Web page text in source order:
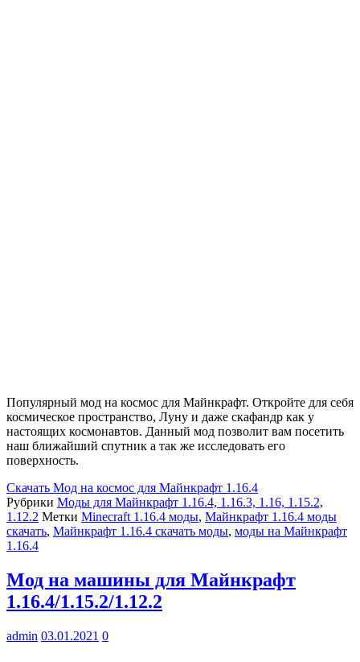
Популярный мод на космос для Майнкрафт. Откройте для себя
космическое пространство, Луну и даже скафандр как у
настоящих космонавтов. Данный мод позволит вам посетить
наш ближайший спутник а так же исследовать его
поверхность.
Скачать Мод на космос для Майнкрафт 1.16.4
Рубрики Моды для Майнкрафт 1.16.4, 1.16.3, 1.16, 1.15.2,
1.12.2 Метки Minecraft 1.16.4 моды, Майнкрафт 1.16.4 моды
скачать, Майнкрафт 1.16.4 скачать моды, моды на Майнкрафт
1.16.4
Мод на машины для Майнкрафт
1.16.4/1.15.2/1.12.2
admin 03.01.2021 0